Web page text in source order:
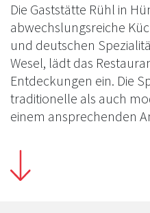
Die Gaststätte Rühl in
abwechslungsreiche
und deutschen
Wesel, lädt das
Entdeckungen ein. Die
traditionelle als auch
einem ansprechenden